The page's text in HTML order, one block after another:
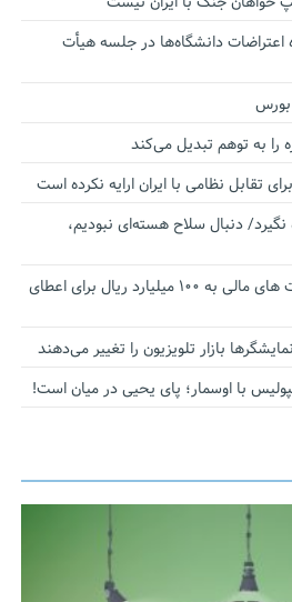
اعتراضات دانشگاه‌ها در جلسه هیأت
را به توهم تبدیل می‌کند
تقابل نظامی با ایران ارایه نکرده است
نگیرد/ دنبال سلاح هسته‌ای نبودیم،
آستانه الزام به دریافت صورت های مالی به ۱۰۰ میلیارد ریال برای اعطای
بازار تلویزیون را تغییر می‌دهند
با اوسمار؛ پای یحیی در میان است!